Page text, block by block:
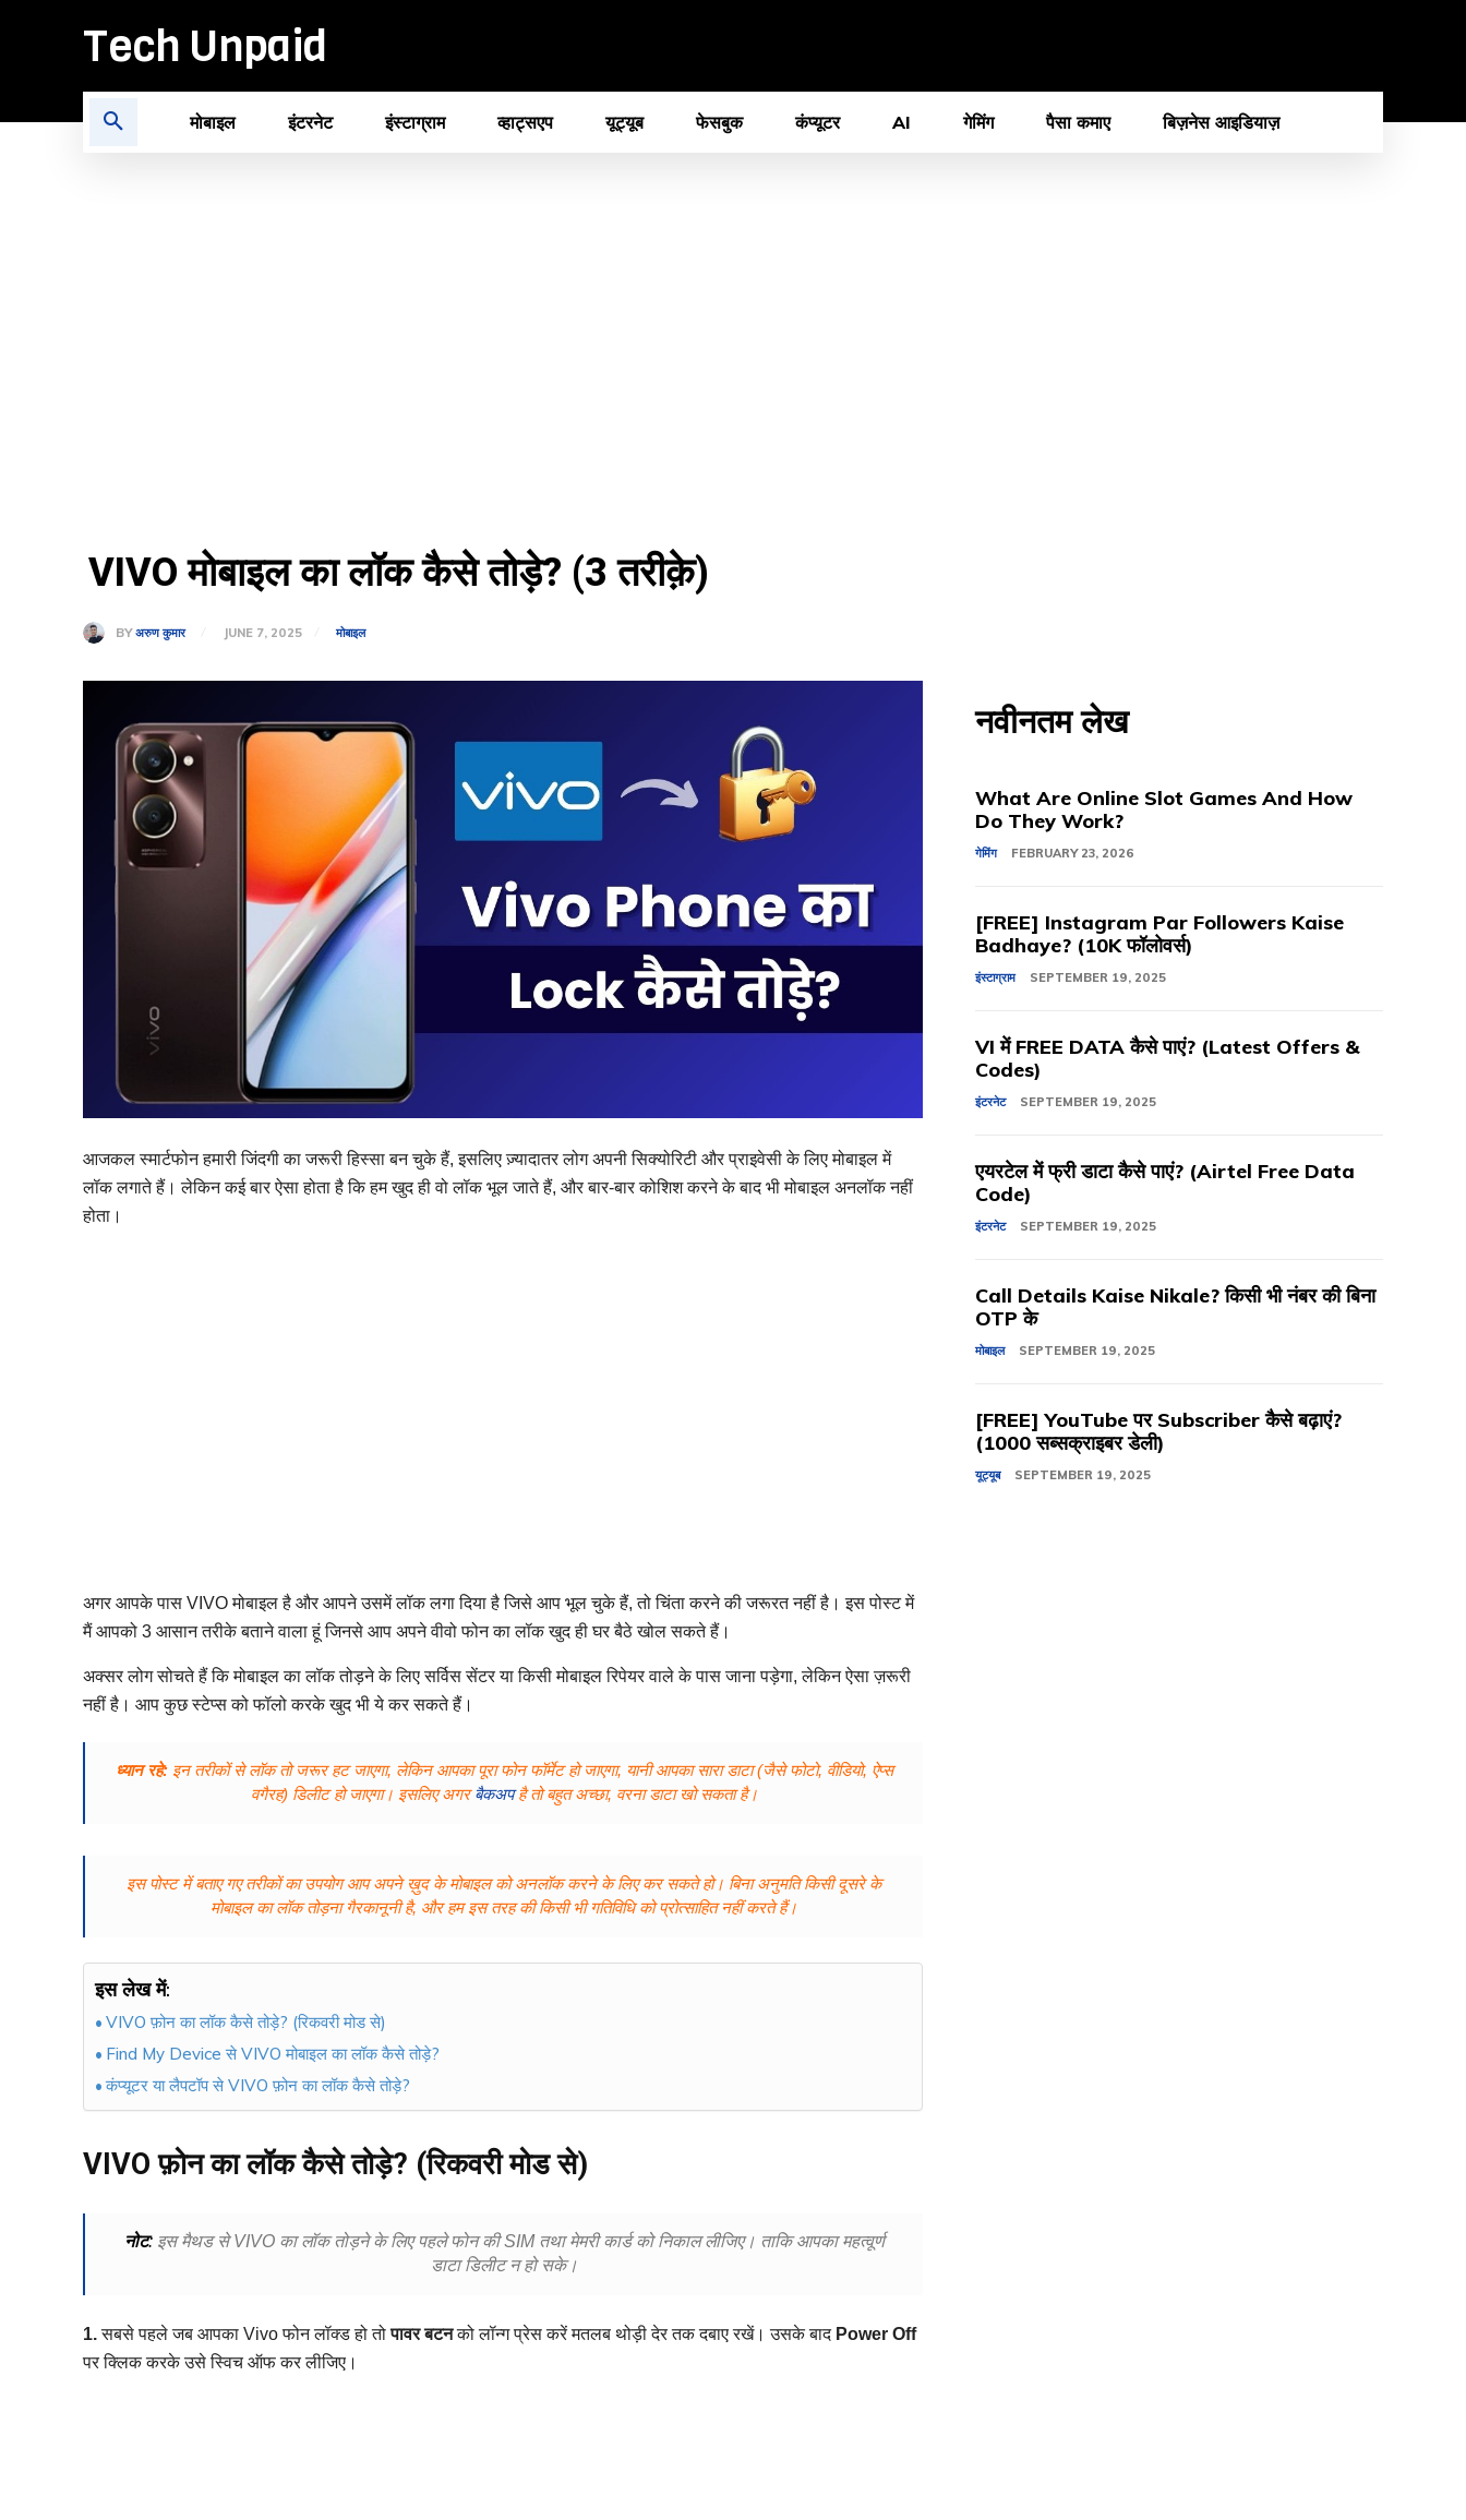
Tech Unpaid
मोबाइल इंटरनेट इंस्टाग्राम व्हाट्सएप यूट्यूब फेसबुक कंप्यूटर AI गेमिंग पैसा कमाए बिज़नेस आइडियाज़
VIVO मोबाइल का लॉक कैसे तोड़े? (3 तरीक़े)
BY अरुण कुमार JUNE 7, 2025 मोबाइल
आजकल स्मार्टफोन हमारी जिंदगी का जरूरी हिस्सा बन चुके हैं, इसलिए ज़्यादातर लोग अपनी सिक्योरिटी और प्राइवेसी के लिए मोबाइल में
लॉक लगाते हैं। लेकिन कई बार ऐसा होता है कि हम खुद ही वो लॉक भूल जाते हैं, और बार-बार कोशिश करने के बाद भी मोबाइल अनलॉक नहीं
होता।
अगर आपके पास VIVO मोबाइल है और आपने उसमें लॉक लगा दिया है जिसे आप भूल चुके हैं, तो चिंता करने की जरूरत नहीं है। इस पोस्ट में
मैं आपको 3 आसान तरीके बताने वाला हूं जिनसे आप अपने वीवो फोन का लॉक खुद ही घर बैठे खोल सकते हैं।
अक्सर लोग सोचते हैं कि मोबाइल का लॉक तोड़ने के लिए सर्विस सेंटर या किसी मोबाइल रिपेयर वाले के पास जाना पड़ेगा, लेकिन ऐसा ज़रूरी
नहीं है। आप कुछ स्टेप्स को फॉलो करके खुद भी ये कर सकते हैं।
ध्यान रहे:इन तरीकों से लॉक तो जरूर हट जाएगा, लेकिन आपका पूरा फोन फॉर्मेट हो जाएगा, यानी आपका सारा डाटा (जैसे फोटो, वीडियो, ऐप्स
वगैरह) डिलीट हो जाएगा। इसलिए अगरबैकअपहै तो बहुत अच्छा, वरना डाटा खो सकता है।
इस पोस्ट में बताए गए तरीकों का उपयोग आप अपने ख़ुद के मोबाइल को अनलॉक करने के लिए कर सकते हो। बिना अनुमति किसी दूसरे के
मोबाइल का लॉक तोड़ना गैरकानूनी है, और हम इस तरह की किसी भी गतिविधि को प्रोत्साहित नहीं करते हैं।
इस लेख में:
VIVO फ़ोन का लॉक कैसे तोड़े? (रिकवरी मोड से)
Find My Device से VIVO मोबाइल का लॉक कैसे तोड़े?
कंप्यूटर या लैपटॉप से VIVO फ़ोन का लॉक कैसे तोड़े?
VIVO फ़ोन का लॉक कैसे तोड़े? (रिकवरी मोड से)
नोट:इस मैथड से VIVO का लॉक तोड़ने के लिए पहले फोन की SIM तथा मेमरी कार्ड को निकाल लीजिए। ताकि आपका महत्वूर्ण
डाटा डिलीट न हो सके।
1.सबसे पहले जब आपका Vivo फोन लॉक्ड हो तोपावर बटनको लॉन्ग प्रेस करें मतलब थोड़ी देर तक दबाए रखें। उसके बाद Power Off
पर क्लिक करके उसे स्विच ऑफ कर लीजिए।
नवीनतम लेख
What Are Online Slot Games And How
Do They Work?
गेमिंग FEBRUARY 23, 2026
[FREE] Instagram Par Followers Kaise
Badhaye? (10K फॉलोवर्स)
इंस्टाग्राम SEPTEMBER 19, 2025
VI में FREE DATA कैसे पाएं? (Latest Offers &
Codes)
इंटरनेट SEPTEMBER 19, 2025
एयरटेल में फ्री डाटा कैसे पाएं? (Airtel Free Data
Code)
इंटरनेट SEPTEMBER 19, 2025
Call Details Kaise Nikale? किसी भी नंबर की बिना
OTP के
मोबाइल SEPTEMBER 19, 2025
[FREE] YouTube पर Subscriber कैसे बढ़ाएं?
(1000 सब्सक्राइबर डेली)
यूट्यूब SEPTEMBER 19, 2025